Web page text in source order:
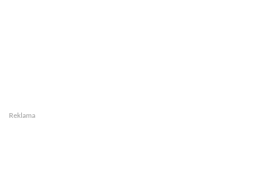
Reklama